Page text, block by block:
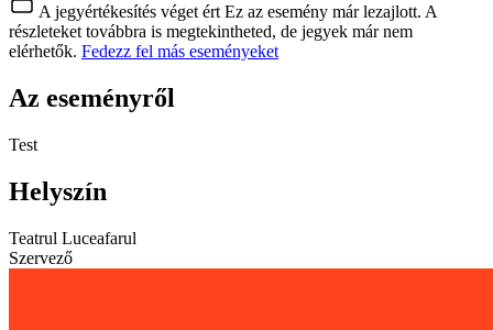
A jegyértékesítés véget ért Ez az esemény már lezajlott. A
részleteket továbbra is megtekintheted, de jegyek már nem
elérhetők. Fedezz fel más eseményeket
Az eseményről
Test
Helyszín
Teatrul Luceafarul
Szervező